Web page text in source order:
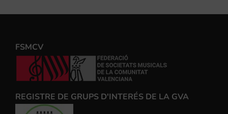
FSMCV
REGISTRE DE GRUPS D'INTERÉS DE LA GVA